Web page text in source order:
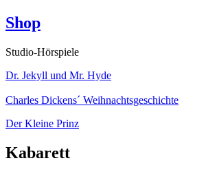
Shop
Studio-Hörspiele
Dr. Jekyll und Mr. Hyde
Charles Dickens´ Weihnachtsgeschichte
Der Kleine Prinz
Kabarett